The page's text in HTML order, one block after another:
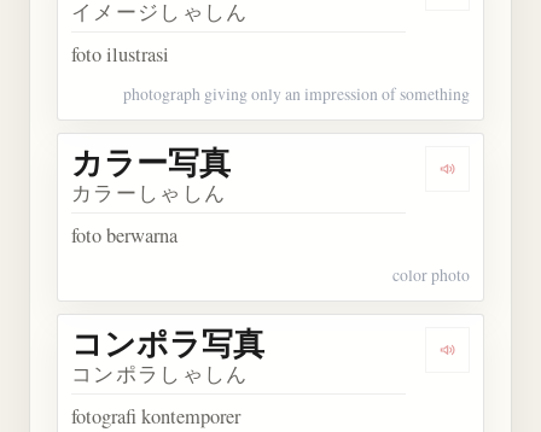
イメージしゃしん
foto ilustrasi
photograph giving only an impression of something
Dengarkan
カラー写真
カラーしゃしん
foto berwarna
color photo
Dengarkan
コンポラ写真
コンポラしゃしん
fotografi kontemporer